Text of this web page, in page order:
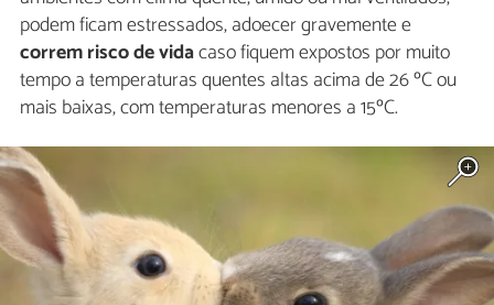
podem ficam estressados, adoecer gravemente e
correm risco de vidacaso fiquem expostos por muito
tempo a temperaturas quentes altas acima de 26 ºC ou
mais baixas, com temperaturas menores a 15ºC.